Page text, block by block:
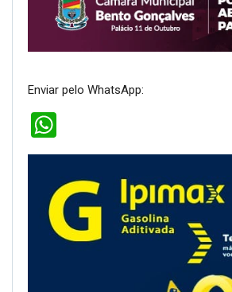
Enviar pelo WhatsApp: